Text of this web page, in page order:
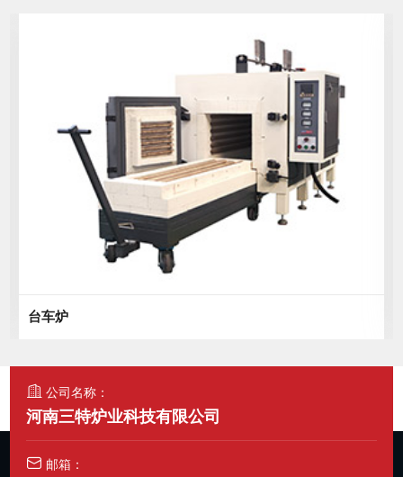
公司名称：
河南三特炉业科技有限公司
邮箱：